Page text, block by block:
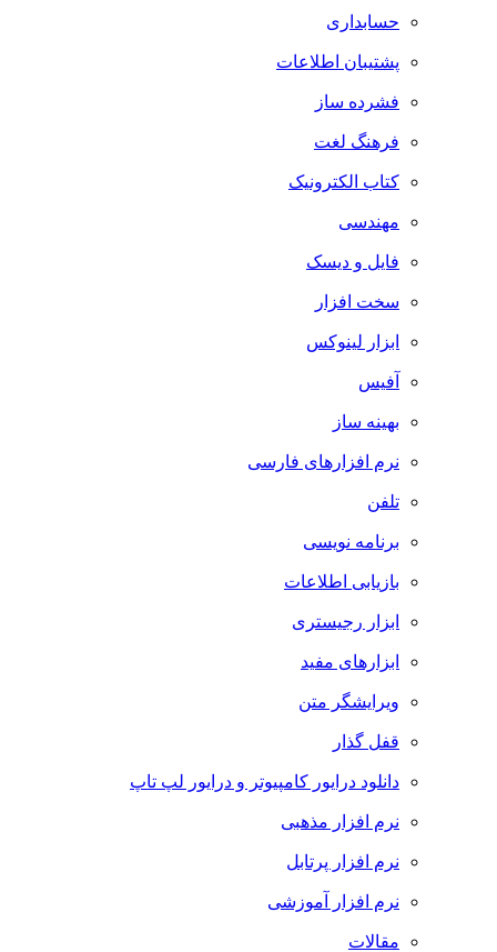
حسابداری
پشتیبان اطلاعات
فشرده ساز
فرهنگ لغت
کتاب الکترونیک
مهندسی
فایل و دیسک
سخت افزار
ابزار لینوکس
آفیس
بهینه ساز
نرم افزارهای فارسی
تلفن
برنامه نویسی
بازیابی اطلاعات
ابزار رجیستری
ابزارهای مفید
ویرایشگر متن
قفل گذار
دانلود درایور کامپیوتر و درایور لپ تاپ
نرم افزار مذهبی
نرم افزار پرتابل
نرم افزار آموزشی
مقالات